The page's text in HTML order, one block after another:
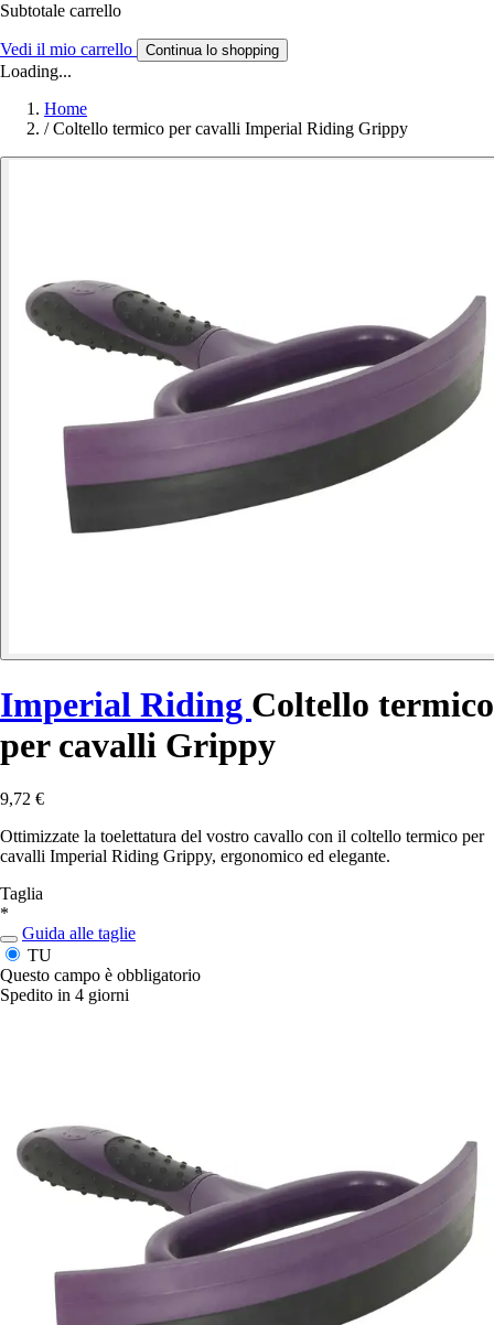
Subtotale carrello
Vedi il mio carrello Continua lo shopping
Loading...
Home
/ Coltello termico per cavalli Imperial Riding Grippy
Imperial Riding Coltello termico
per cavalli Grippy
9,72 €
Ottimizzate la toelettatura del vostro cavallo con il coltello termico per
cavalli Imperial Riding Grippy, ergonomico ed elegante.
Taglia
*
Guida alle taglie
TU
Questo campo è obbligatorio
Spedito in 4 giorni